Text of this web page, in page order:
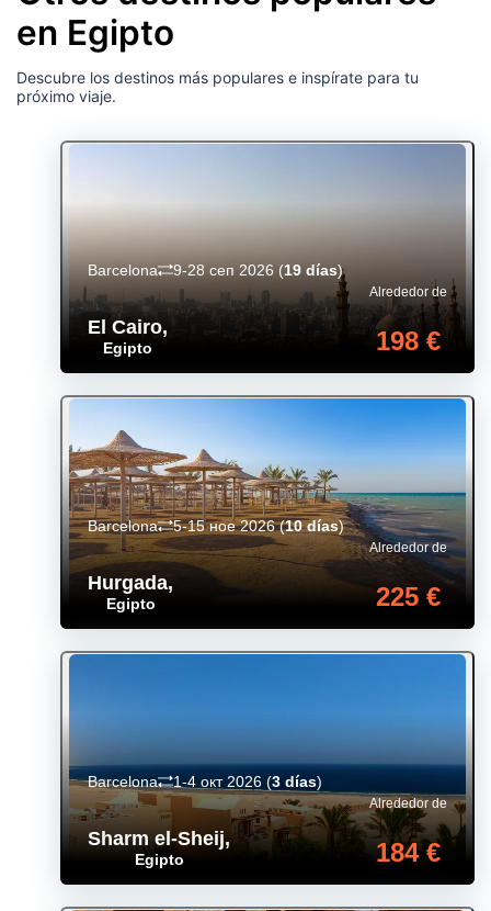
en Egipto
Descubre los destinos más populares e inspírate para tu
próximo viaje.
El Cairo,
Egipto
Alrededor de
198 €
Barcelona 9-28 сеп 2026 (19 días)
Hurgada,
Egipto
Alrededor de
225 €
Barcelona 5-15 ное 2026(10 días)
Sharm el-Sheij,
Egipto
Alrededor de
184 €
Barcelona 1-4 окт 2026 (3 días)